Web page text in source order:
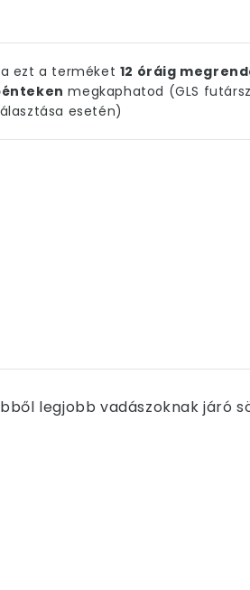
ezt a terméket 12 óráig
megkaphatod (GLS
esetén)
legjobb vadászoknak járó